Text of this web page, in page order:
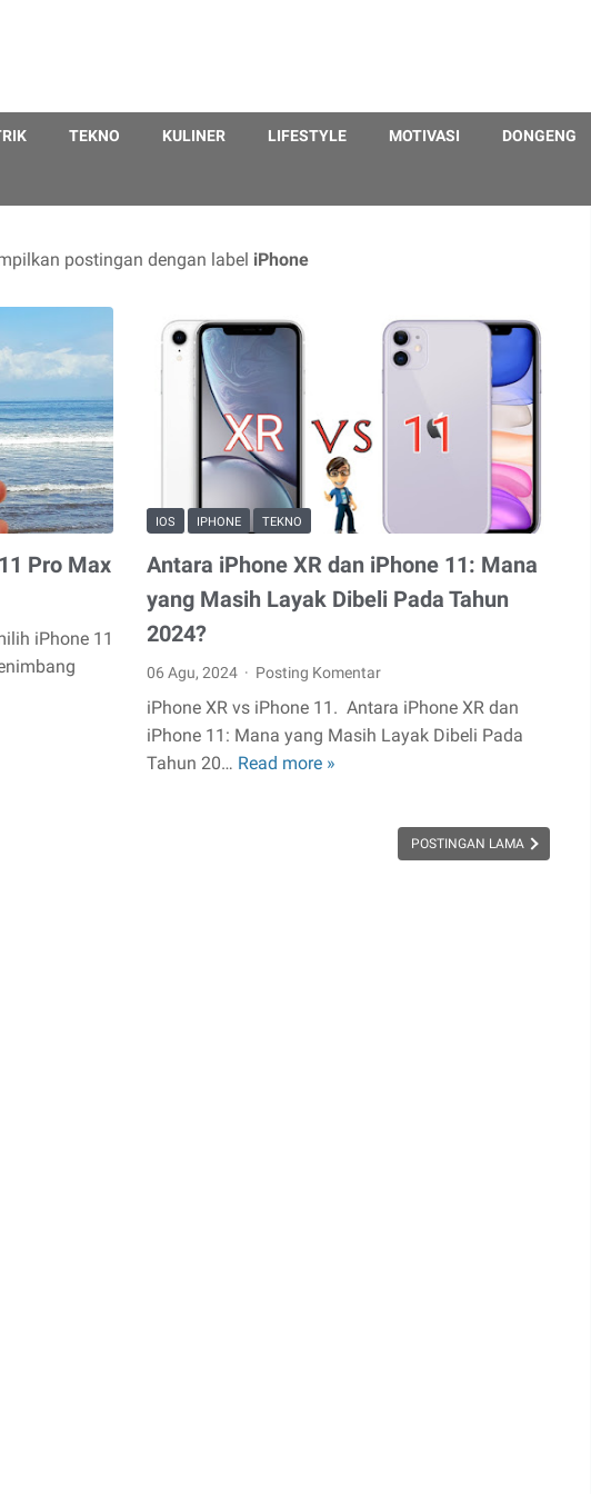
TEKNO KULINER LIFESTYLE MOTIVASI DONGENG
postingan dengan label iPhone
Pro Max
iPhone 11
IOS IPHONE TEKNO
Antara iPhone XR dan iPhone 11: Mana
yang Masih Layak Dibeli Pada Tahun
2024?
06 Agu, 2024 Posting Komentar
iPhone XR vs iPhone 11. Antara iPhone XR dan
iPhone 11: Mana yang Masih Layak Dibeli Pada
Tahun 20… Read more »
POSTINGAN LAMA